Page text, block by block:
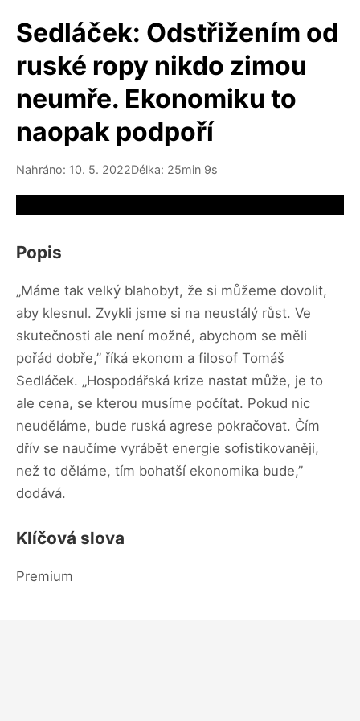
Sedláček: Odstřižením od
ruské ropy nikdo zimou
neumře. Ekonomiku to
naopak podpoří
Nahráno: 10. 5. 2022Délka: 25min 9s
Popis
„Máme tak velký blahobyt, že si můžeme dovolit,
aby klesnul. Zvykli jsme si na neustálý růst. Ve
skutečnosti ale není možné, abychom se měli
pořád dobře,” říká ekonom a filosof Tomáš
Sedláček. „Hospodářská krize nastat může, je to
ale cena, se kterou musíme počítat. Pokud nic
neuděláme, bude ruská agrese pokračovat. Čím
dřív se naučíme vyrábět energie sofistikovaněji,
než to děláme, tím bohatší ekonomika bude,”
dodává.
Klíčová slova
Premium